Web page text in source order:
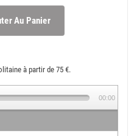
Au Panier
à partir de 75 €.
00:00